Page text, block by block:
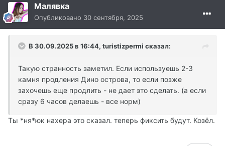
Малявка
Опубликовано 30 сентября, 2025
В 30.09.2025 в 16:44, turistizpermi сказал:
Такую странность заметил. Если используешь 2-3
камня продления Дино острова, то если позже
захочешь еще продлить - не дает это сделать. (а если
сразу 6 часов делаешь - все норм)
Ты *ня*юк нахера это сказал. теперь фиксить будут. Козёл.